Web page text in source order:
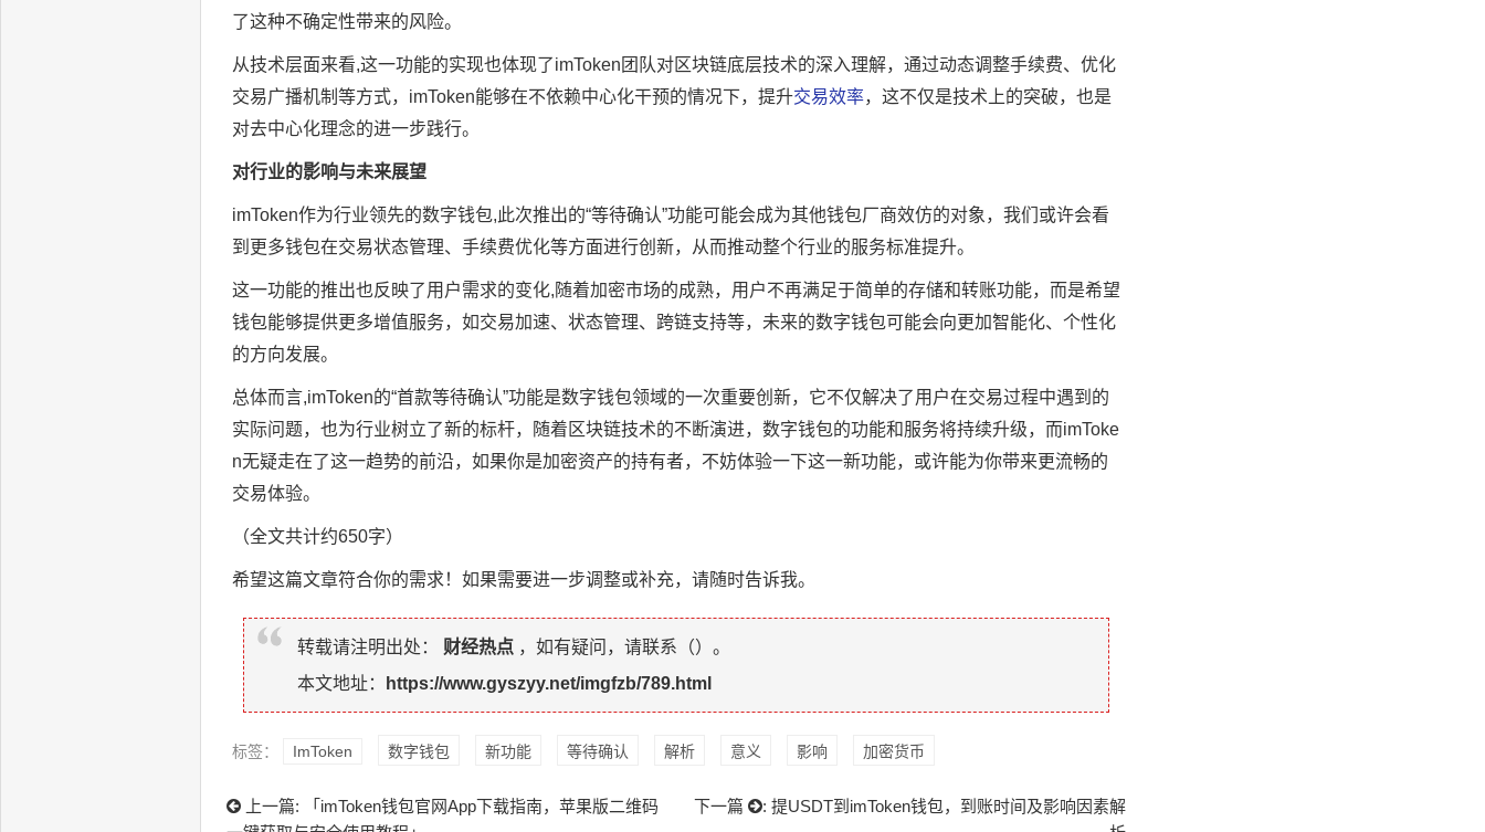
了这种不确定性带来的风险。
从技术层面来看,这一功能的实现也体现了imToken团队对区块链底层技术的深入理解，通过动态调整手续费、优化
交易广播机制等方式，imToken能够在不依赖中心化干预的情况下，提升交易效率，这不仅是技术上的突破，也是
对去中心化理念的进一步践行。
对行业的影响与未来展望
imToken作为行业领先的数字钱包,此次推出的“等待确认”功能可能会成为其他钱包厂商效仿的对象，我们或许会看
到更多钱包在交易状态管理、手续费优化等方面进行创新，从而推动整个行业的服务标准提升。
这一功能的推出也反映了用户需求的变化,随着加密市场的成熟，用户不再满足于简单的存储和转账功能，而是希望
钱包能够提供更多增值服务，如交易加速、状态管理、跨链支持等，未来的数字钱包可能会向更加智能化、个性化
的方向发展。
总体而言,imToken的“首款等待确认”功能是数字钱包领域的一次重要创新，它不仅解决了用户在交易过程中遇到的
实际问题，也为行业树立了新的标杆，随着区块链技术的不断演进，数字钱包的功能和服务将持续升级，而imToke
n无疑走在了这一趋势的前沿，如果你是加密资产的持有者，不妨体验一下这一新功能，或许能为你带来更流畅的
交易体验。
（全文共计约650字）
希望这篇文章符合你的需求！如果需要进一步调整或补充，请随时告诉我。
转载请注明出处： 财经热点 ，如有疑问，请联系（）。
本文地址：
https://www.gyszyy.net/imgfzb/789.html
标签： ImToken 数字钱包 新功能 等待确认 解析 意义 影响 加密货币
上一篇:
「imToken钱包官网App下载指南，苹果版二维码
下一篇 : 提USDT到imToken钱包，到账时间及影响因素解